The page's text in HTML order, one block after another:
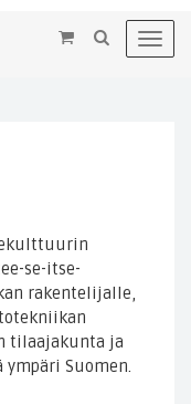
×
se-itse-
rakentelijalle,
tilaajakunta ja
Suomen.